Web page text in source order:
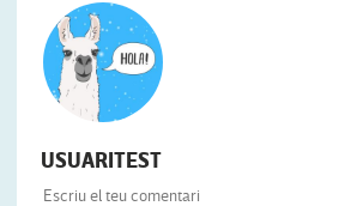
USUARITEST